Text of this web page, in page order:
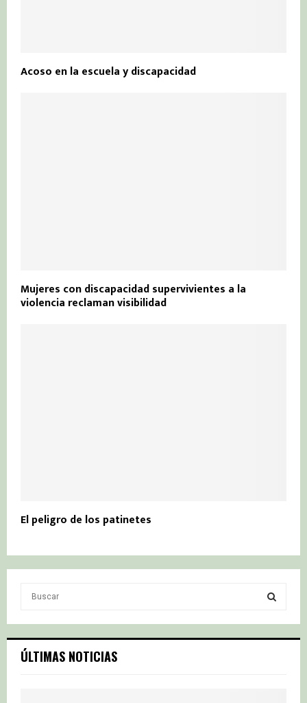
Acoso en la escuela y discapacidad
Mujeres con discapacidad supervivientes a la
violencia reclaman visibilidad
El peligro de los patinetes
c
h
S
ÚLTIMAS NOTICIAS